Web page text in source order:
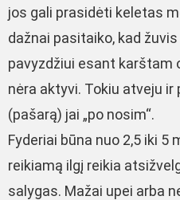
jos gali prasidėti keletas
dažnai pasitaiko, kad
pavyzdžiui esant karštam
nėra aktyvi. Tokiu atveju
(pašarą) jai „po nosim“.
Fyderiai būna nuo 2,5 iki 5
reikiamą ilgį reikia
salygas. Mažai upei arba